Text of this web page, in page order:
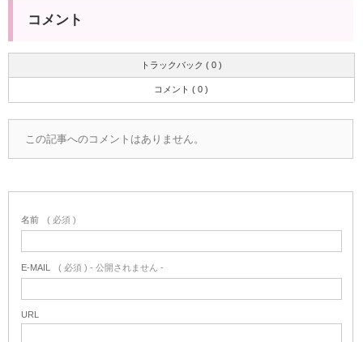
コメント
トラックバック ( 0 )
コメント ( 0 )
この記事へのコメントはありません。
名前 ( 必須 )
E-MAIL ( 必須 ) - 公開されません -
URL